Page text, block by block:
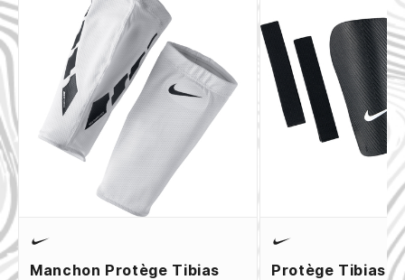
Manchon Protège Tibias
Protège Tibias